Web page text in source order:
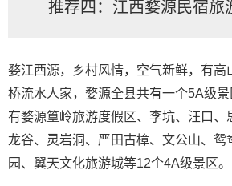
推荐四：江西婺源民宿
婺江西源，乡村风情，空气新鲜，有高
桥流水人家，婺源全县共有一个5A级
有婺源篁岭旅游度假区、李坑、汪口、
龙谷、灵岩洞、严田古樟、文公山、鸳
园、翼天文化旅游城等12个4A级景区。